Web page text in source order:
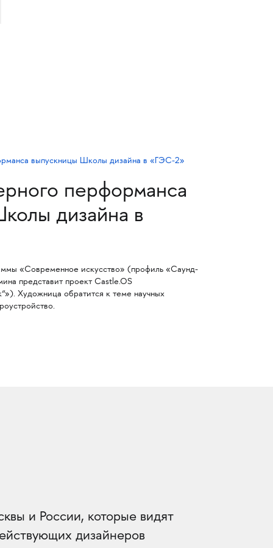
перформанса
дизайна в
«Современное искусство» (профиль «Саунд-
представит проект Castle.OS
Художница обратится к теме научных
и России, которые видят
дизайнеров